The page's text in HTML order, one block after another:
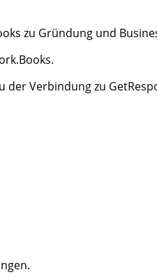
zu Gründung und
Verbindung zu